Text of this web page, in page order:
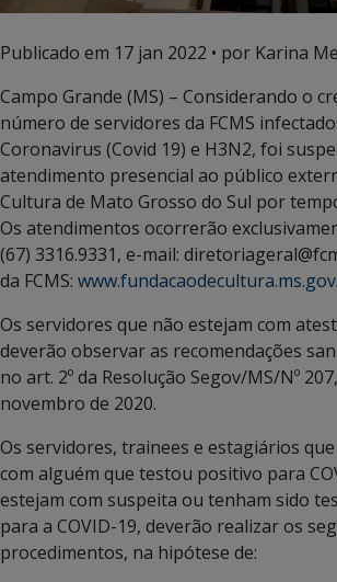
Publicado em 17 jan 2022 • por Karina
Campo Grande (MS) – Considerando o
número de servidores da FCMS
Coronavirus (Covid 19) e H3N2, foi
atendimento presencial ao público
Cultura de Mato Grosso do Sul por
Os atendimentos ocorrerão
(67) 3316.9331, e-mail:
da FCMS:
Os servidores que não estejam com
deverão observar as recomendações
no art. 2º da Resolução Segov/MS/Nº
novembro de 2020.
Os servidores, trainees e estagiários
com alguém que testou positivo para
estejam com suspeita ou tenham sido
para a COVID-19, deverão realizar os
procedimentos, na hipótese de: